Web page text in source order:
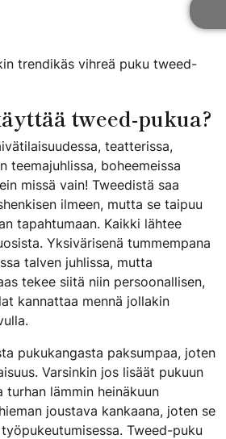
trendikäs vihreä puku tweed-
tweed-pukua?
teatterissa,
teemajuhlissa, boheemeissa
missä vain! Tweedistä saa
ilmeen, mutta se taipuu
tapahtumaan. Kaikki lähtee
Yksivärisenä tummempana
talven juhlissa, mutta
tekee siitä niin persoonallisen,
kannattaa mennä jollakin
pukukangasta paksumpaa, joten
Varsinkin jos lisäät pukuun
turhan lämmin heinäkuun
joustava kankaana, joten se
Tweed-puku